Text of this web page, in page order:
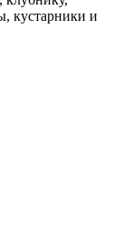
кустарники и